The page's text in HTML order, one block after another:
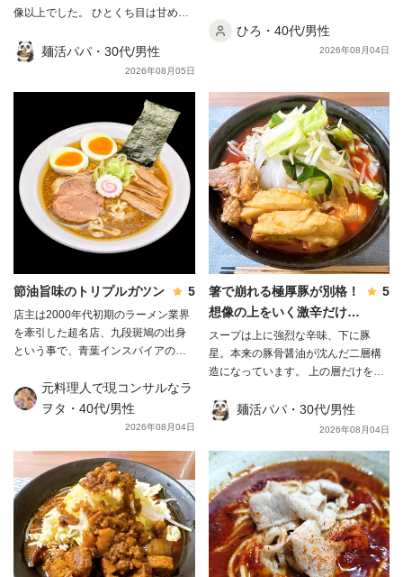
像以上でした。 ひとくち目は甘めの
追ってきます。レンゲを底に沈めて
から引き上げると、コクと旨味が凝
は極太の平打ちで、もちもちしなが
ら噛むとワシワシ。太いぶんスープ
をしっかり持ち上げてくれます。 チ
ャーシューは豚ウデ肉で、見た目は
硬そうなのに食べるとホロホロ。そ
れでいて肉感はしっかり残っていて
満足感がありました😃 麺は茹で前
287.5gが茹で後454.0gまで増えるの
で、妻とシェアしてちょうどいい
くと、肉味噌との相性がぐっと良く
なります。 別皿に取り分けた味付け
脂に、レンジで作ったニラバターを
合わせて麺をディップ。これが一番
の当たりでした。 正直なところ、味
とかなり重たくなります。別皿にし
て「つけて食べる」ほうが最後まで
飽きません。 肉味噌もほんのりピリ
さず少しずつ加えるのがちょうどよ
かったです。 こってり系なのに甘み
があるぶん重たさが少なく、妻と分
け合って結局スープまで完飲。 まだ
試せていない味変が残っているの
で、リピート確定の一杯です✨
麺活パパ・30代/男性
2026年08月05日
て、麺はモチモチ！！ 濃厚さはあり
つつも、舌の縦方向に濃厚さを感じ
ひろ・40代/男性
2026年08月04日
節油旨味のトリプルガツン 5
店主は2000年代初期のラーメン業界
を牽引した超名店、九段斑鳩の出身
という事で、青葉インスパイアの流
て表れていますが、 麺武者の豚骨魚
介醤油ラーメンには動物と魚介のバ
ランス型である影武者らーめん、節
が行った時はあっさり煮干というの
もあり、その中でも本品は節強調型
のガツンらーめんというメニューに
なります。 商品名の通り濃厚節系
白湯スープですが、適度なザラ感は
あるもののドロついてはおらず、見
た目よりサラリとしており、 たっぷ
元料理人で現コンサルなラ
ヲタ・40代/男性
2026年08月04日
箸で崩れる極厚豚が別格！
想像の上をいく激辛だけど
溶き卵で完食できました✨
5
スープは上に強烈な辛味、下に豚
星。本来の豚骨醤油が沈んだ二層構
造になっています。 上の層だけをす
から一度しっかり混ぜて飲むと、辛
さの後にコクと旨味が追いかけてき
自家製の極太平打ちで、もちもちの
ワシワシ食感。強烈なスープに負け
ない力強さです。 そして声を大にし
て言いたいのが豚。プルプルの極厚
バラが2枚、箸で持ち上げると崩れる
ほど柔らかく、臭みはゼロ。正直こ
の豚だけでも買う価値があります😃
麺活パパ・30代/男性
2026年08月04日